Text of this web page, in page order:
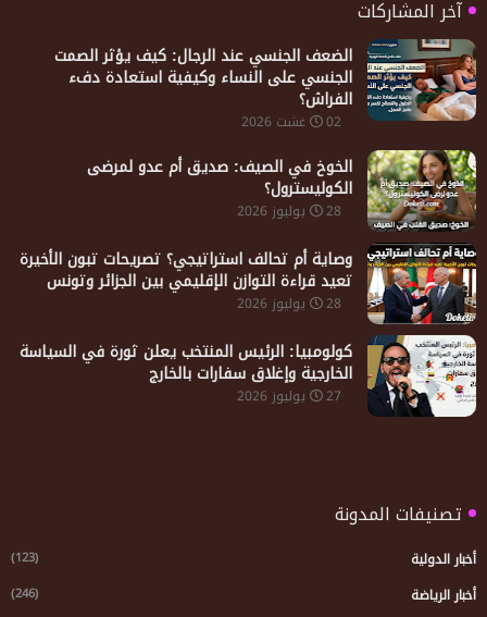
آخر المشاركات
الضعف الجنسي عند الرجال: كيف يؤثر الصمت
الجنسي على النساء وكيفية استعادة دفء
الفراش؟
02 غشت 2026
الخوخ في الصيف: صديق أم عدو لمرضى
الكوليسترول؟
28 يوليوز 2026
​وصاية أم تحالف استراتيجي؟ تصريحات تبون الأخيرة
تعيد قراءة التوازن الإقليمي بين الجزائر وتونس
28 يوليوز 2026
كولومبيا: الرئيس المنتخب يعلن ثورة في السياسة
الخارجية وإغلاق سفارات بالخارج
27 يوليوز 2026
تصنيفات المدونة
أخبار الدولية (123)
أخبار الرياضة (246)